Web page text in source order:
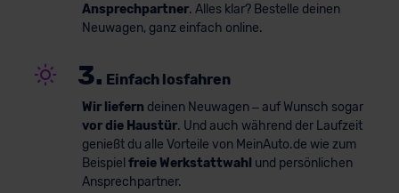
Ansprechpartner. Alles klar? Bestelle deinen
Neuwagen, ganz einfach online.
3. Einfach losfahren
Wir liefern deinen Neuwagen – auf Wunsch sogar
vor die Haustür. Und auch während der Laufzeit
genießt du alle Vorteile von MeinAuto.de wie zum
Beispiel freie Werkstattwahl und persönlichen
Ansprechpartner.